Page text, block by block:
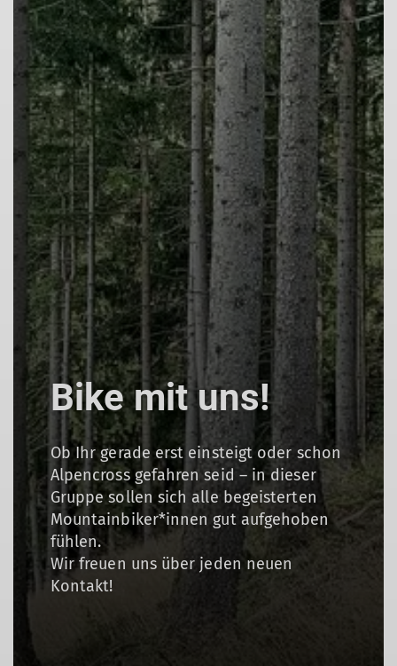
Bike mit uns!
Ob Ihr gerade erst einsteigt oder schon
Alpencross gefahren seid – in dieser
Gruppe sollen sich alle begeisterten
Mountainbiker*innen gut aufgehoben
fühlen.
Wir freuen uns über jeden neuen
Kontakt!
© DAV Bremen